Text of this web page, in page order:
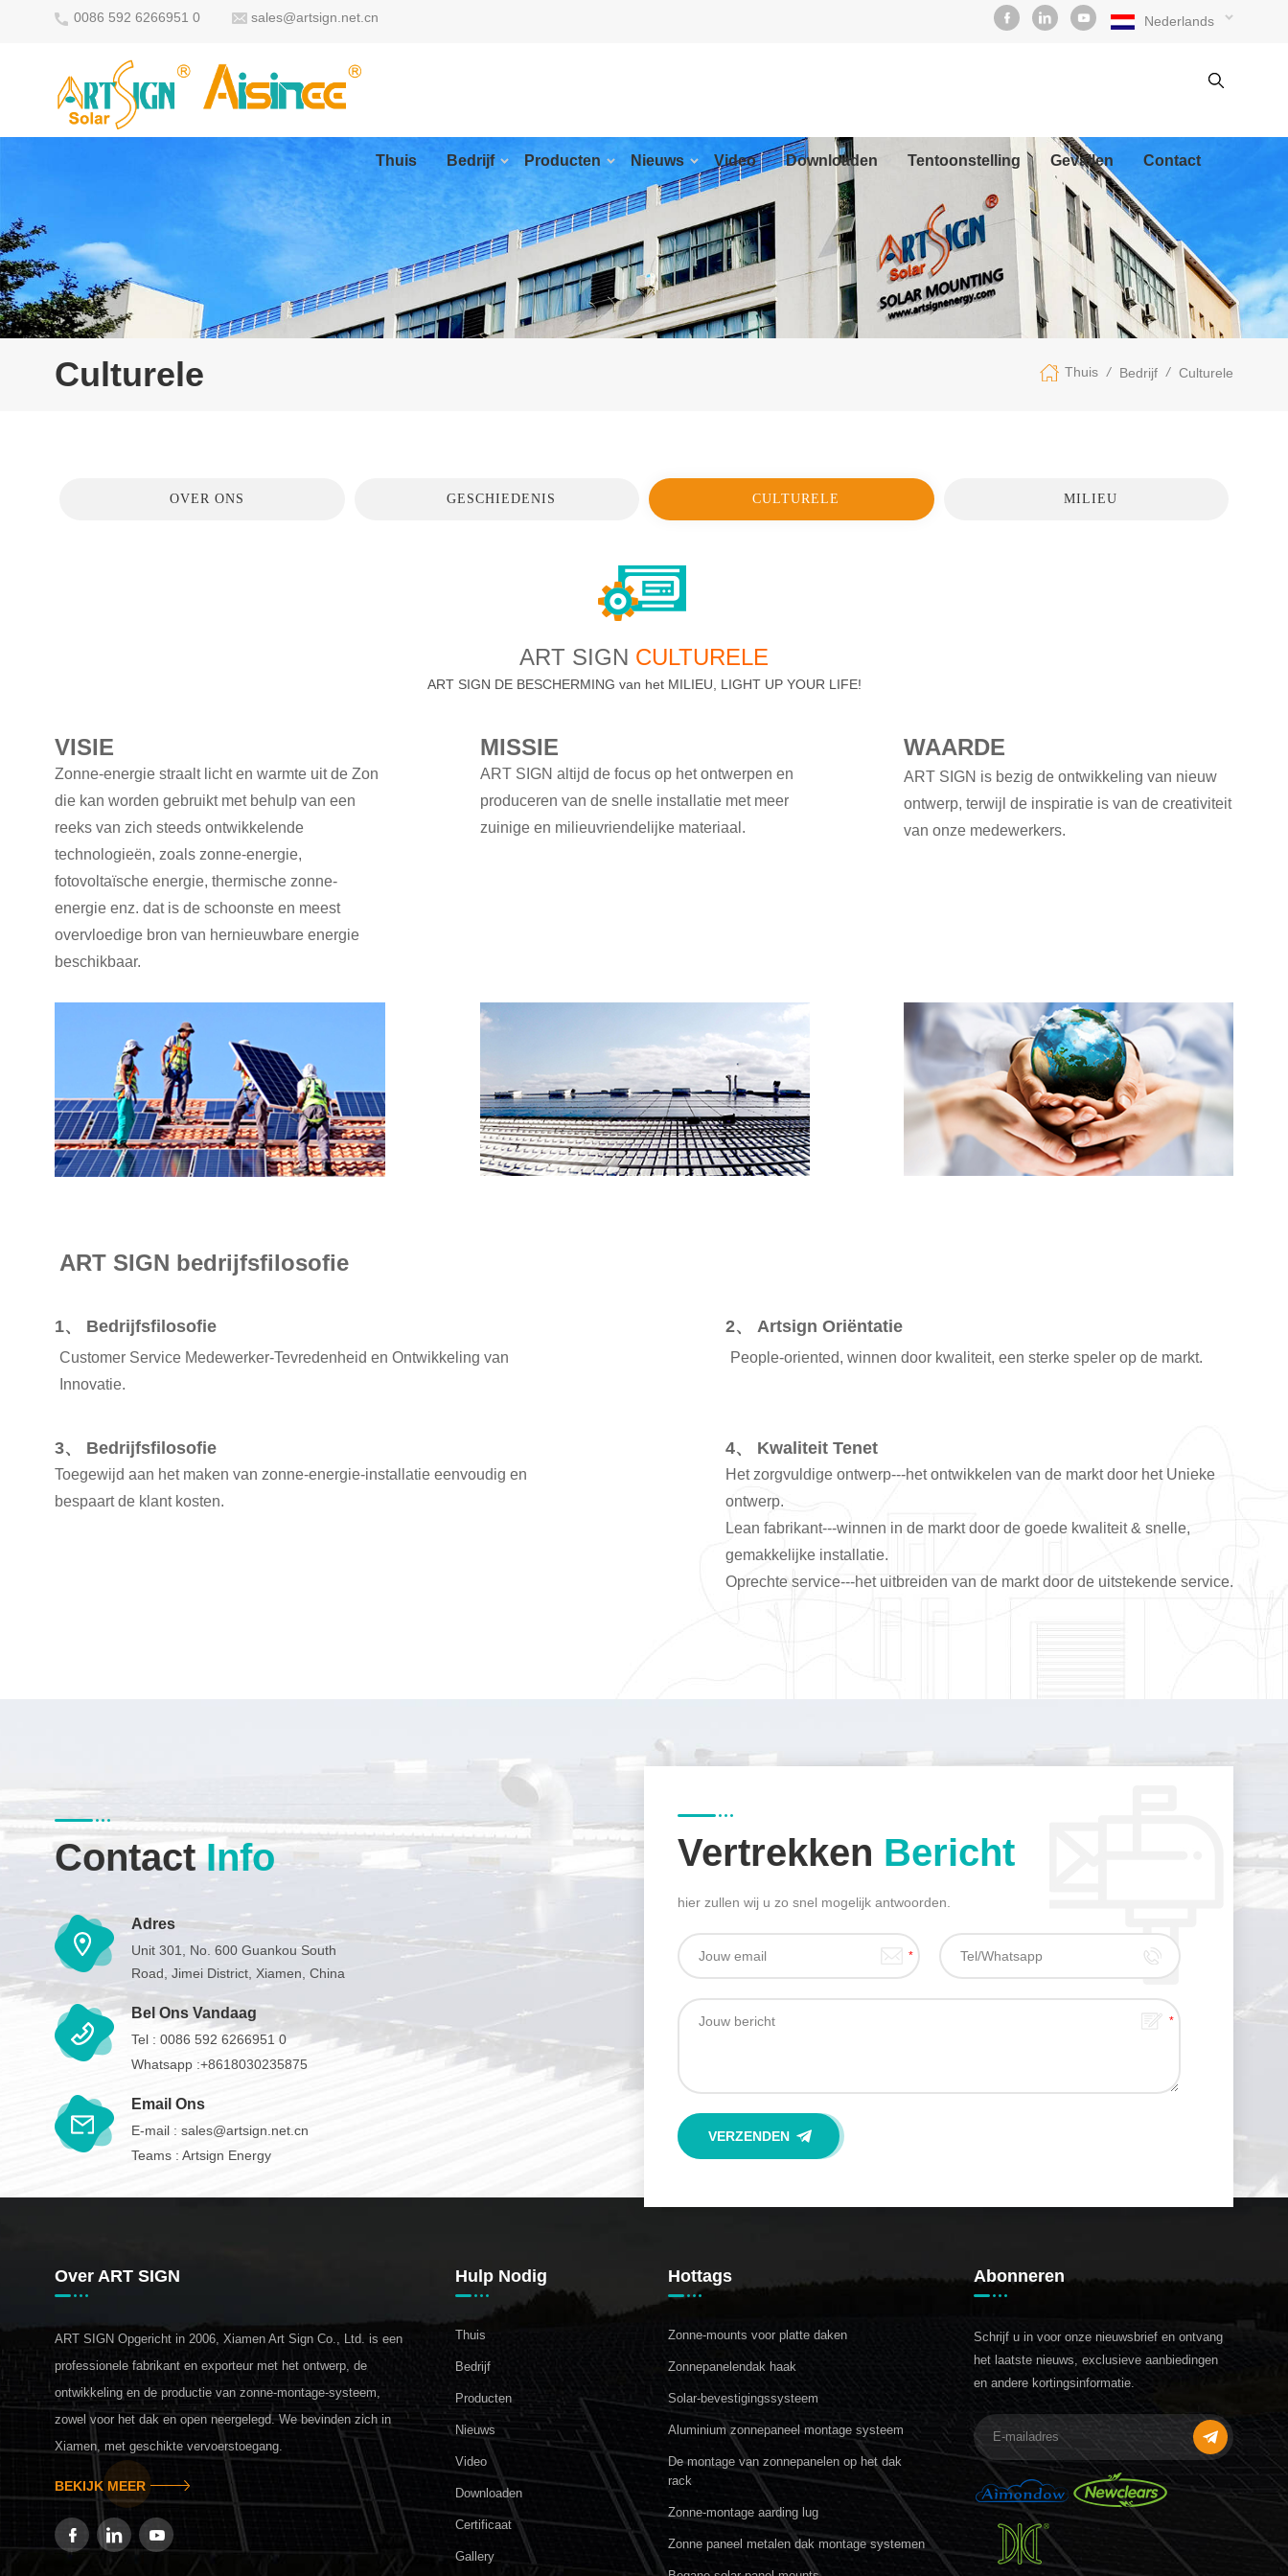
0086 592 6266951 0 sales@artsign.net.cn Nederlands
Thuis Bedrijf Producten Nieuws Video Downloaden Tentoonstelling Gevallen Contact
Culturele Thuis / Bedrijf / Culturele
OVER ONS GESCHIEDENIS CULTURELE MILIEU
ART SIGN CULTURELE
ART SIGN DE BESCHERMING van het MILIEU, LIGHT UP YOUR LIFE!
VISIE
Zonne-energie straalt licht en warmte uit de Zon
die kan worden gebruikt met behulp van een
reeks van zich steeds ontwikkelende
technologieën, zoals zonne-energie,
fotovoltaïsche energie, thermische zonne-
energie enz. dat is de schoonste en meest
overvloedige bron van hernieuwbare energie
beschikbaar.
MISSIE
ART SIGN altijd de focus op het ontwerpen en
produceren van de snelle installatie met meer
zuinige en milieuvriendelijke materiaal.
WAARDE
ART SIGN is bezig de ontwikkeling van nieuw
ontwerp, terwijl de inspiratie is van de creativiteit
van onze medewerkers.
ART SIGN bedrijfsfilosofie
1、 Bedrijfsfilosofie
Customer Service Medewerker-Tevredenheid en Ontwikkeling van
Innovatie.
2、 Artsign Oriëntatie
People-oriented, winnen door kwaliteit, een sterke speler op de markt.
3、 Bedrijfsfilosofie
Toegewijd aan het maken van zonne-energie-installatie eenvoudig en
bespaart de klant kosten.
4、 Kwaliteit Tenet
Het zorgvuldige ontwerp---het ontwikkelen van de markt door het Unieke
ontwerp.
Lean fabrikant---winnen in de markt door de goede kwaliteit & snelle,
gemakkelijke installatie.
Oprechte service---het uitbreiden van de markt door de uitstekende service.
ContactInfo
Adres
Unit 301, No. 600 Guankou South
Road, Jimei District, Xiamen, China
Bel Ons Vandaag
Tel : 0086 592 6266951 0
Whatsapp :+8618030235875
Email Ons
E-mail : sales@artsign.net.cn
Teams : Artsign Energy
Vertrekken Bericht
hier zullen wij u zo snel mogelijk antwoorden.
Over ART SIGN
ART SIGN Opgericht in 2006, Xiamen Art Sign Co., Ltd. is een
professionele fabrikant en exporteur met het ontwerp, de
ontwikkeling en de productie van zonne-montage-systeem,
zowel voor het dak en open neergelegd. We bevinden zich in
Xiamen, met geschikte vervoerstoegang.
BEKIJK MEER
Hulp Nodig
Thuis
Bedrijf
Producten
Nieuws
Video
Downloaden
Certificaat
Gallery
Hottags
Zonne-mounts voor platte daken
Zonnepanelendak haak
Solar-bevestigingssysteem
Aluminium zonnepaneel montage systeem
De montage van zonnepanelen op het dak
rack
Zonne-montage aarding lug
Zonne paneel metalen dak montage systemen
Abonneren
Schrijf u in voor onze nieuwsbrief en ontvang
het laatste nieuws, exclusieve aanbiedingen
en andere kortingsinformatie.